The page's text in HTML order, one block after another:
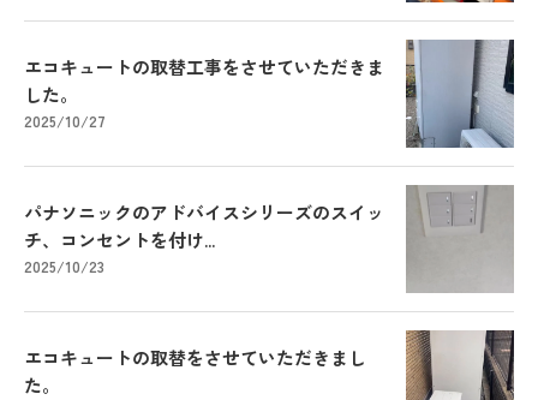
エコキュートの取替工事をさせていただきま
した。
2025/10/27
パナソニックのアドバイスシリーズのスイッ
チ、コンセントを付け...
2025/10/23
エコキュートの取替をさせていただきまし
た。